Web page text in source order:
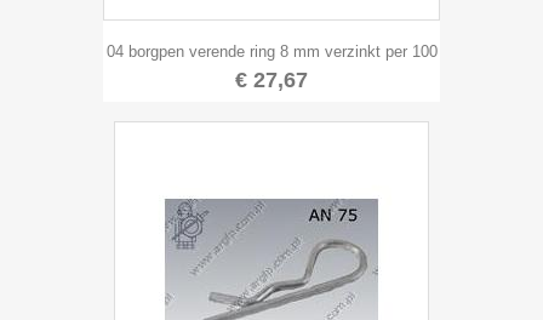
04 borgpen verende ring 8 mm verzinkt per 100
€ 27,67